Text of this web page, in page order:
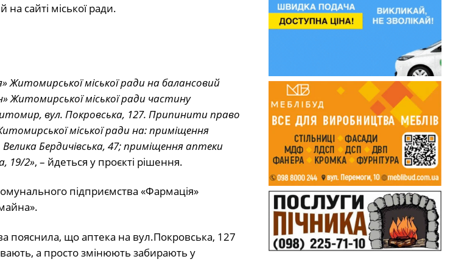
сайті міської ради.
міської ради на балансовий
Житомирської міської ради частину
вул. Покровська, 127. Припинити право
міської ради на: приміщення
Бердичівська, 47; приміщення аптеки
19/2», – йдеться у проєкті рішення.
підприємства «Фармація»
пояснила, що аптека на вул.Покровська, 127
а просто змінюють забирають у